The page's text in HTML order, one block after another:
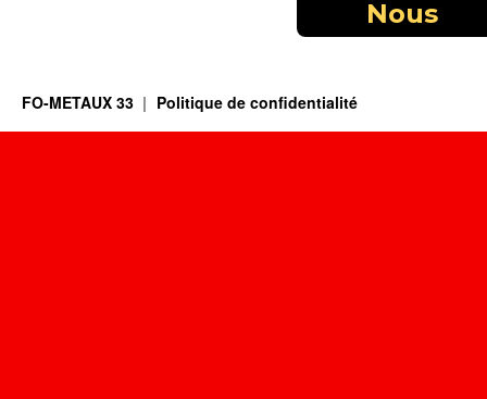
FO-METAUX 33 Politique de confidentialité